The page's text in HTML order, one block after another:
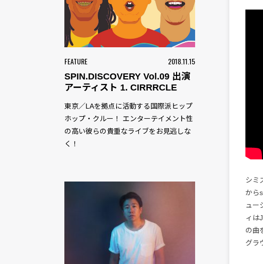
FEATURE 2018.11.15
SPIN.DISCOVERY Vol.09 出演
アーティスト 1. CIRRRCLE
東京／LAを拠点に活動する国際派ヒップ
ホップ・クルー！ エンターテイメント性
の高い彼らの貴重なライブをお見逃しな
く！
シミ
から
ュー
ィは
の曲
グラ